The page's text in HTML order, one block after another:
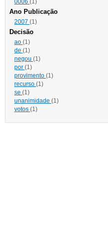
0006 (1)
Ano Publicação
2007 (1)
Decisão
ao (1)
de (1)
negou (1)
por (1)
provimento (1)
recurso (1)
se (1)
unanimidade (1)
votos (1)